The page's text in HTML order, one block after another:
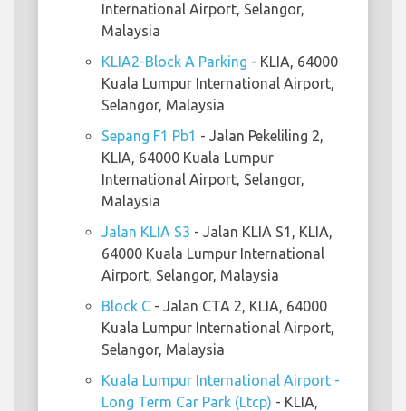
International Airport, Selangor,
Malaysia
KLIA2-Block A Parking - KLIA, 64000
Kuala Lumpur International Airport,
Selangor, Malaysia
Sepang F1 Pb1 - Jalan Pekeliling 2,
KLIA, 64000 Kuala Lumpur
International Airport, Selangor,
Malaysia
Jalan KLIA S3 - Jalan KLIA S1, KLIA,
64000 Kuala Lumpur International
Airport, Selangor, Malaysia
Block C - Jalan CTA 2, KLIA, 64000
Kuala Lumpur International Airport,
Selangor, Malaysia
Kuala Lumpur International Airport -
Long Term Car Park (Ltcp) - KLIA,